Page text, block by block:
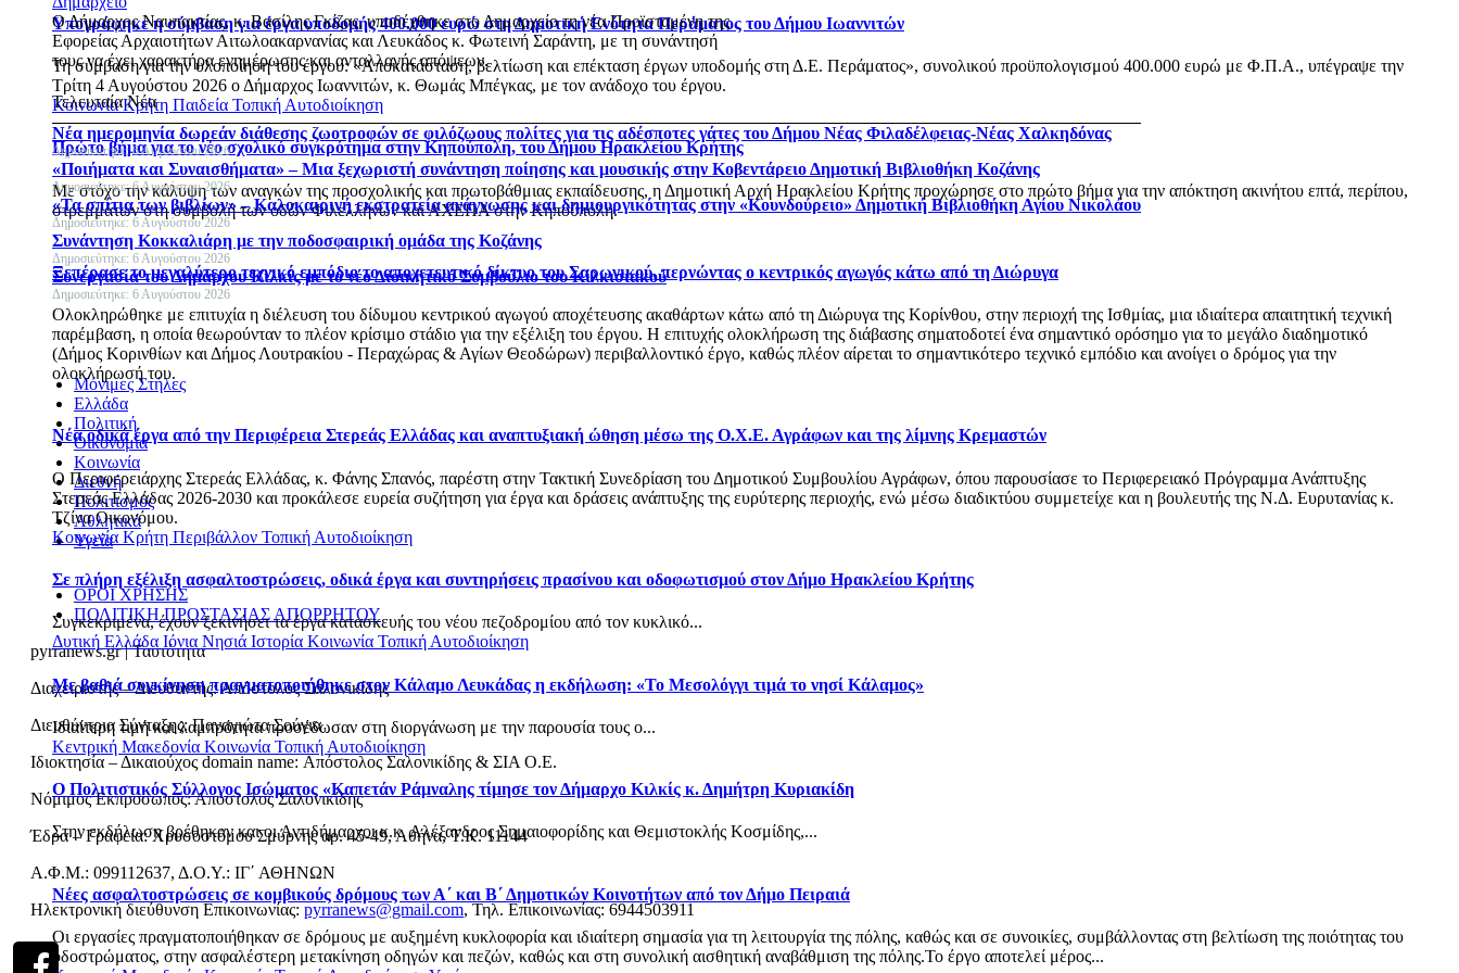
Υπογράφηκε η σύμβαση για έργα υποδομής 400.000 ευρώ στη Δημοτική Ενότητα Περάματος του Δήμου Ιωαννιτών
Τη σύμβαση για την υλοποίηση του έργου: «Αποκατάσταση, βελτίωση και επέκταση έργων υποδομής στη Δ.Ε. Περάματος», συνολικού προϋπολογισμού 400.000 ευρώ με Φ.Π.Α., υπέγραψε την
Τρίτη 4 Αυγούστου 2026 ο Δήμαρχος Ιωαννιτών, κ. Θωμάς Μπέγκας, με τον ανάδοχο του έργου.
ΚοινωνίαΚρήτη Παιδεία Τοπική Αυτοδιοίκηση
Πρώτο βήμα για το νέο σχολικό συγκρότημα στην Κηπούπολη, του Δήμου Ηρακλείου Κρήτης
Με στόχο την κάλυψη των αναγκών της προσχολικής και πρωτοβάθμιας εκπαίδευσης, η Δημοτική Αρχή Ηρακλείου Κρήτης προχώρησε στο πρώτο βήμα για την απόκτηση ακινήτου επτά, περίπου,
στρεμμάτων στη συμβολή των οδών Φιλελλήνων και ΑΧΕΠΑ στην Κηπούπολη.
Ξεπέρασε το μεγαλύτερο τεχνικό εμπόδιο το αποχετευτικό δίκτυο του Σαρωνικού, περνώντας ο κεντρικός αγωγός κάτω από τη Διώρυγα
Ολοκληρώθηκε με επιτυχία η διέλευση του δίδυμου κεντρικού αγωγού αποχέτευσης ακαθάρτων κάτω από τη Διώρυγα της Κορίνθου, στην περιοχή της Ισθμίας, μια ιδιαίτερα απαιτητική τεχνική
παρέμβαση, η οποία θεωρούνταν το πλέον κρίσιμο στάδιο για την εξέλιξη του έργου. Η επιτυχής ολοκλήρωση της διάβασης σηματοδοτεί ένα σημαντικό ορόσημο για το μεγάλο διαδημοτικό
(Δήμος Κορινθίων και Δήμος Λουτρακίου - Περαχώρας & Αγίων Θεοδώρων) περιβαλλοντικό έργο, καθώς πλέον αίρεται το σημαντικότερο τεχνικό εμπόδιο και ανοίγει ο δρόμος για την
ολοκλήρωσή του.
Νέα οδικά έργα από την Περιφέρεια Στερεάς Ελλάδας και αναπτυξιακή ώθηση μέσω της Ο.Χ.Ε. Αγράφων και της λίμνης Κρεμαστών
Ο Περιφερειάρχης Στερεάς Ελλάδας, κ. Φάνης Σπανός, παρέστη στην Τακτική Συνεδρίαση του Δημοτικού Συμβουλίου Αγράφων, όπου παρουσίασε το Περιφερειακό Πρόγραμμα Ανάπτυξης
Στερεάς Ελλάδας 2026-2030 και προκάλεσε ευρεία συζήτηση για έργα και δράσεις ανάπτυξης της ευρύτερης περιοχής, ενώ μέσω διαδικτύου συμμετείχε και η βουλευτής της Ν.Δ. Ευρυτανίας κ.
Τζίνα Οικονόμου.
Κοινωνία Κρήτη Περιβάλλον Τοπική Αυτοδιοίκηση
Σε πλήρη εξέλιξη ασφαλτοστρώσεις, οδικά έργα και συντηρήσεις πρασίνου και οδοφωτισμού στον Δήμο Ηρακλείου Κρήτης
Συγκεκριμένα, έχουν ξεκινήσει τα έργα κατασκευής του νέου πεζοδρομίου από τον κυκλικό...
Δυτική Ελλάδα Ιόνια Νησιά Ιστορία Κοινωνία Τοπική Αυτοδιοίκηση
Με βαθιά συγκίνηση πραγματοποιήθηκε στον Κάλαμο Λευκάδας η εκδήλωση: «Το Μεσολόγγι τιμά το νησί Κάλαμος»
Ιδιαίτερη τιμή και λαμπρότητα προσέδωσαν στη διοργάνωση με την παρουσία τους ο...
Κεντρική Μακεδονία Κοινωνία Τοπική Αυτοδιοίκηση
Ο Πολιτιστικός Σύλλογος Ισώματος «Καπετάν Ράμναλης τίμησε τον Δήμαρχο Κιλκίς κ. Δημήτρη Κυριακίδη
Στην εκδήλωση βρέθηκαν και οι Αντιδήμαρχοι κ.κ. Αλέξανδρος Σημαιοφορίδης και Θεμιστοκλής Κοσμίδης,...
Νέες ασφαλτοστρώσεις σε κομβικούς δρόμους των Α΄ και Β΄ Δημοτικών Κοινοτήτων από τον Δήμο Πειραιά
Οι εργασίες πραγματοποιήθηκαν σε δρόμους με αυξημένη κυκλοφορία και ιδιαίτερη σημασία για τη λειτουργία της πόλης, καθώς και σε συνοικίες, συμβάλλοντας στη βελτίωση της ποιότητας του
οδοστρώματος, στην ασφαλέστερη μετακίνηση οδηγών και πεζών, καθώς και στη συνολική αισθητική αναβάθμιση της πόλης.Το έργο αποτελεί μέρος...
Ο Δήμαρχος Ναυπακτίας, κ. Βασίλης Γκίζας, υποδέχθηκε στο Δημαρχείο τη νέα Προϊσταμένη της
Εφορείας Αρχαιοτήτων Αιτωλοακαρνανίας και Λευκάδος κ. Φωτεινή Σαράντη, με τη συνάντησή
τους να έχει χαρακτήρα ενημέρωσης και ανταλλαγής απόψεων.
Τελευταία Νέα
Νέα ημερομηνία δωρεάν διάθεσης ζωοτροφών σε φιλόζωους πολίτες για τις αδέσποτες γάτες του Δήμου Νέας Φιλαδέλφειας-Νέας Χαλκηδόνας
Δημοσιεύτηκε: 6 Αυγούστου 2026
«Ποιήματα και Συναισθήματα» – Μια ξεχωριστή συνάντηση ποίησης και μουσικής στην Κοβεντάρειο Δημοτική Βιβλιοθήκη Κοζάνης
Δημοσιεύτηκε: 6 Αυγούστου 2026
«Τα σπίτια των βιβλίων» – Καλοκαιρινή εκστρατεία ανάγνωσης και δημιουργικότητας στην «Κουνδούρειο» Δημοτική Βιβλιοθήκη Αγίου Νικολάου
Δημοσιεύτηκε: 6 Αυγούστου 2026
Συνάντηση Κοκκαλιάρη με την ποδοσφαιρική ομάδα της Κοζάνης
Δημοσιεύτηκε: 6 Αυγούστου 2026
Συνεργασία του Δημάρχου Κιλκίς με το νέο Διοικητικό Συμβούλιο του Κιλκισιακού
Δημοσιεύτηκε: 6 Αυγούστου 2026
Μόνιμες Στήλες
Ελλάδα
Πολιτική
Οικονομία
Κοινωνία
Διεθνή
Πολιτισμός
Αθλητικά
Υγεία
ΟΡΟΙ ΧΡΗΣΗΣ
ΠΟΛΙΤΙΚΗ ΠΡΟΣΤΑΣΙΑΣ ΑΠΟΡΡΗΤΟΥ
pyrranews.gr | Ταυτότητα
Διαχειριστής – Διευθυντής: Απόστολος Σαλονικίδης
Διευθύντρια Σύνταξης: Παναγιώτα Σούγια
Ιδιοκτησία – Δικαιούχος domain name: Απόστολος Σαλονικίδης & ΣΙΑ Ο.Ε.
Νόμιμος Εκπρόσωπος: Απόστολος Σαλονικίδης
Έδρα – Γραφεία: Χρυσοστόμου Σμύρνης αρ. 45-49, Αθήνα, Τ.Κ. 11144
Α.Φ.Μ.: 099112637, Δ.Ο.Υ.: ΙΓ΄ ΑΘΗΝΩΝ
Ηλεκτρονική διεύθυνση Επικοινωνίας: pyrranews@gmail.com, Τηλ. Επικοινωνίας: 6944503911